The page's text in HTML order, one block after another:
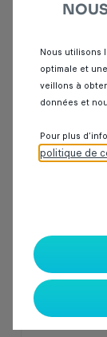
CROSSBACK
18 000 km
359
Nous utilisons
optimale et
veillons à
données et
Pour plus
politique de